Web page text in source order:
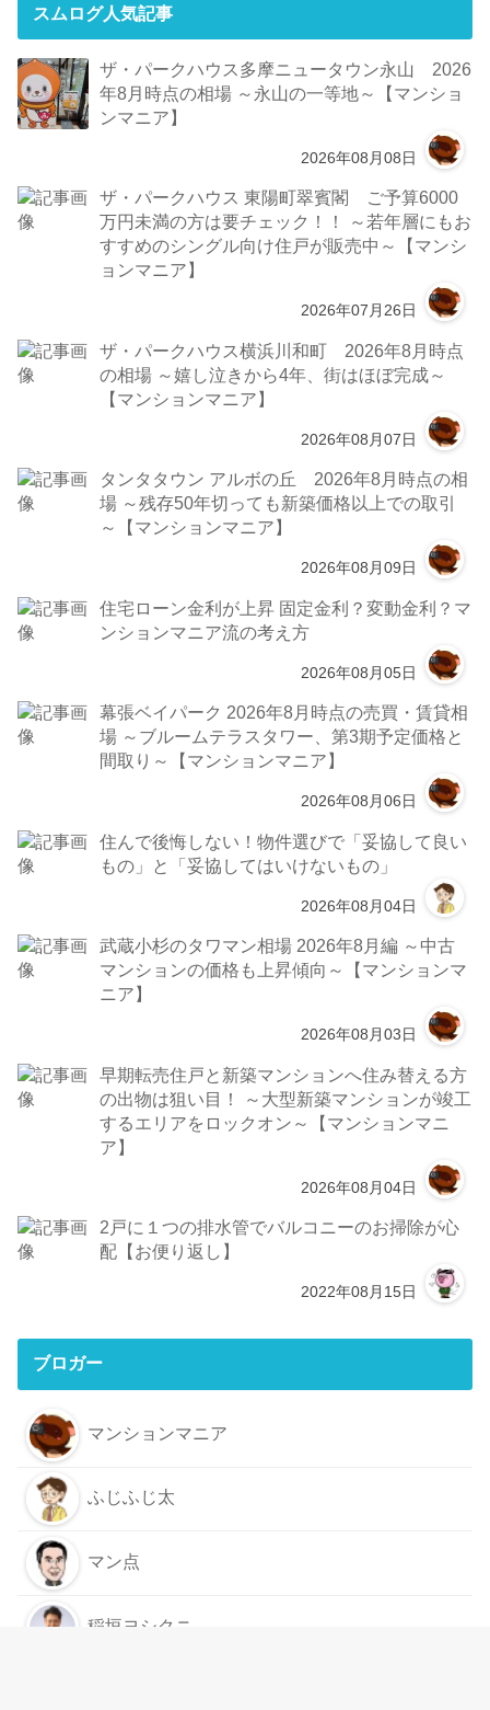
スムログ人気記事
ザ・パークハウス多摩ニュータウン永山 2026
年8月時点の相場 ～永山の一等地～【マンショ
ンマニア】
2026年08月08日
ザ・パークハウス 東陽町翠賓閣 ご予算6000
万円未満の方は要チェック！！ ～若年層にもお
すすめのシングル向け住戸が販売中～【マンシ
ョンマニア】
2026年07月26日
ザ・パークハウス横浜川和町 2026年8月時点
の相場 ～嬉し泣きから4年、街はほぼ完成～
【マンションマニア】
2026年08月07日
タンタタウン アルボの丘 2026年8月時点の相
場 ～残存50年切っても新築価格以上での取引
～【マンションマニア】
2026年08月09日
住宅ローン金利が上昇 固定金利？変動金利？マ
ンションマニア流の考え方
2026年08月05日
幕張ベイパーク 2026年8月時点の売買・賃貸相
場 ～ブルームテラスタワー、第3期予定価格と
間取り～【マンションマニア】
2026年08月06日
住んで後悔しない！物件選びで「妥協して良い
もの」と「妥協してはいけないもの」
2026年08月04日
武蔵小杉のタワマン相場 2026年8月編 ～中古
マンションの価格も上昇傾向～【マンションマ
ニア】
2026年08月03日
早期転売住戸と新築マンションへ住み替える方
の出物は狙い目！ ～大型新築マンションが竣工
するエリアをロックオン～【マンションマニ
ア】
2026年08月04日
2戸に１つの排水管でバルコニーのお掃除が心
配【お便り返し】
2022年08月15日
ブロガー
マンションマニア
ふじふじ太
マン点
稲垣ヨシクニ